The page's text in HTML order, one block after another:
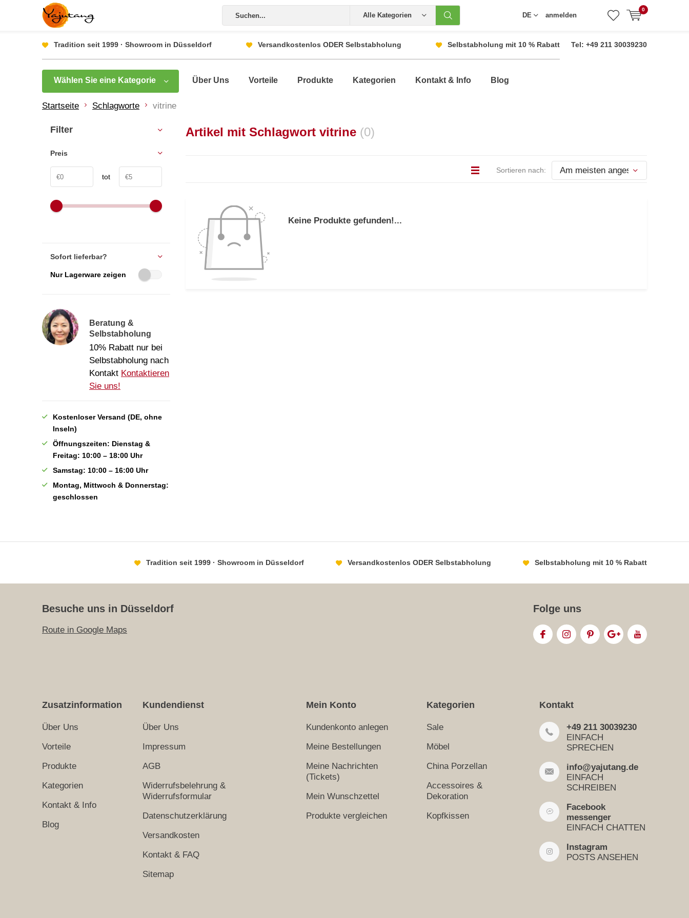
Alle Kategorien DE anmelden
0
Tradition seit 1999 · Showroom in Düsseldorf Versandkostenlos ODER Selbstabholung Selbstabholung mit 10 % Rabatt Tel: +49 211 30039230
Wählen Sie eine Kategorie Über Uns Vorteile Produkte Kategorien Kontakt & Info Blog
Startseite Schlagworte vitrine
Artikel mit Schlagwort vitrine (0)
Sortieren nach:
Keine Produkte gefunden!...
Filter
Preis
tot
Sofort lieferbar?
Nur Lagerware zeigen
Beratung &
Selbstabholung
10% Rabatt nur bei
Selbstabholung nach
Kontakt Kontaktieren
Sie uns!
Kostenloser Versand (DE, ohne
Inseln)
Öffnungszeiten: Dienstag &
Freitag: 10:00 – 18:00 Uhr
Samstag: 10:00 – 16:00 Uhr
Montag, Mittwoch & Donnerstag:
geschlossen
Tradition seit 1999 · Showroom in Düsseldorf Versandkostenlos ODER Selbstabholung Selbstabholung mit 10 % Rabatt
Besuche uns in Düsseldorf
Route in Google Maps
Folge uns
Zusatzinformation
Über Uns
Vorteile
Produkte
Kategorien
Kontakt & Info
Blog
Kundendienst
Über Uns
Impressum
AGB
Widerrufsbelehrung &
Widerrufsformular
Datenschutzerklärung
Versandkosten
Kontakt & FAQ
Sitemap
Mein Konto
Kundenkonto anlegen
Meine Bestellungen
Meine Nachrichten
(Tickets)
Mein Wunschzettel
Produkte vergleichen
Kategorien
Sale
Möbel
China Porzellan
Accessoires &
Dekoration
Kopfkissen
Kontakt
+49 211 30039230
EINFACH
SPRECHEN
info@yajutang.de
EINFACH
SCHREIBEN
Facebook
messenger
EINFACH CHATTEN
Instagram
POSTS ANSEHEN